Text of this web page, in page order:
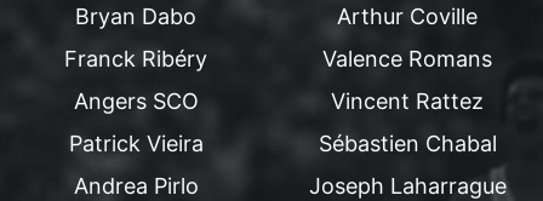
Bryan Dabo
Franck Ribéry
Angers SCO
Patrick Vieira
Andrea Pirlo
Arthur Coville
Valence Romans
Vincent Rattez
Sébastien Chabal
Joseph Laharrague